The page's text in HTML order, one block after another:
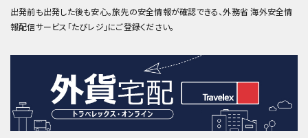
出発前も出発した後も安心。旅先の安全情報が確認できる、外務省 海外安全情
報配信サービス「たびレジ」にご登録ください。